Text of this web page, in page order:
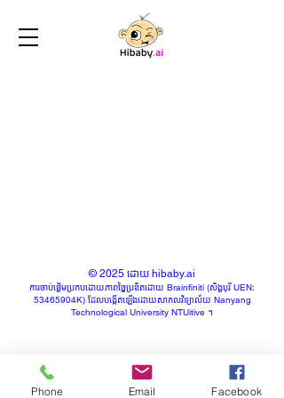
© 2025 ដោយ hibaby.ai
ការចាប់ផ្តើមប្រកបដោយភាពច្នៃប្រឌិតដោយ Brainfiniti (សិង្ហបុរី UEN:
53465904K) ដែលបង្កើតឡើងដោយសាកលវិទ្យាល័យ Nanyang
Technological University NTUitive ។
Phone Email Facebook